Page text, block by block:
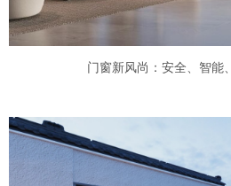
门窗新风尚：安全、智能